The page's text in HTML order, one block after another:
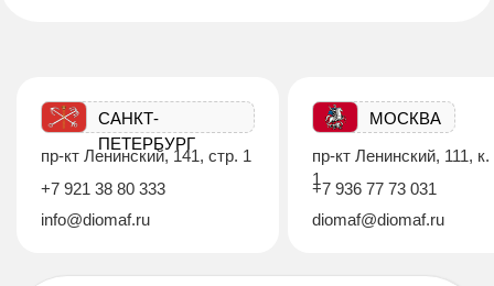
САНКТ-
ПЕТЕРБУРГ
пр-кт Ленинский, 141, стр. 1
+7 921 38 80 333
info@diomaf.ru
МОСКВА
пр-кт Ленинский, 111, к.
1
+7 936 77 73 031
diomaf@diomaf.ru